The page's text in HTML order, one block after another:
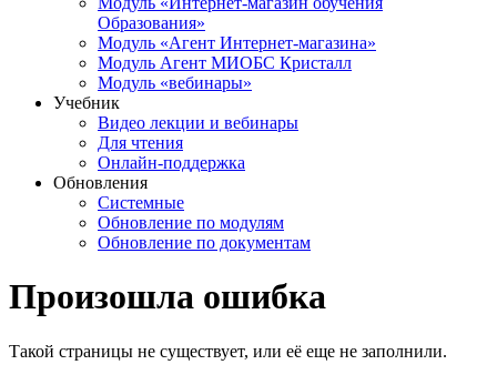
Образования»
Модуль «Агент Интернет-магазина»
Модуль Агент МИОБС Кристалл
Модуль «вебинары»
Учебник
Видео лекции и вебинары
Для чтения
Онлайн-поддержка
Обновления
Системные
Обновление по модулям
Обновление по документам
Произошла ошибка
Такой страницы не существует, или её еще не заполнили.